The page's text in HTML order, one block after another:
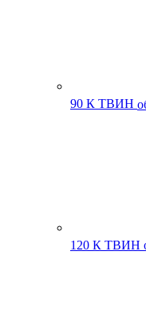
90 К ТВИН
120 К ТВИН